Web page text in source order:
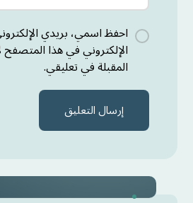
احفظ اسمي، بريدي
الإلكتروني في هذا المتصفح
المقبلة في تعليقي.
إرسال التعليق